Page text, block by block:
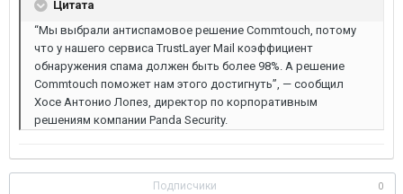
Цитата
“Мы выбрали антиспамовое решение Commtouch, потому
что у нашего сервиса TrustLayer Mail коэффициент
обнаружения спама должен быть более 98%. А решение
Commtouch поможет нам этого достигнуть”, — сообщил
Хосе Антонио Лопез, директор по корпоративным
решениям компании Panda Security.
Подписчики 0